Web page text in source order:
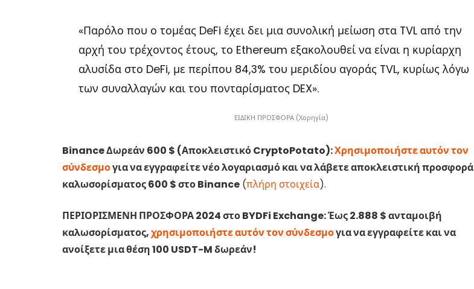
«Παρόλο που ο τομέας DeFi έχει δει μια συνολική μείωση στα TVL από την
αρχή του τρέχοντος έτους, το Ethereum εξακολουθεί να είναι η κυρίαρχη
αλυσίδα στο DeFi, με περίπου 84,3% του μεριδίου αγοράς TVL, κυρίως λόγω
των συναλλαγών και του πονταρίσματος DEX».
ΕΙΔΙΚΗ ΠΡΟΣΦΟΡΑ (Χορηγία)
Binance Δωρεάν 600 $ (Αποκλειστικό CryptoPotato):Χρησιμοποιήστε αυτόν τον
σύνδεσμογια να εγγραφείτε νέο λογαριασμό και να λάβετε αποκλειστική προσφορά
καλωσορίσματος 600 $ στο Binance (πλήρη στοιχεία).
ΠΕΡΙΟΡΙΣΜΕΝΗ ΠΡΟΣΦΟΡΑ 2024 στο BYDFi Exchange: Έως 2.888 $ ανταμοιβή
καλωσορίσματος,χρησιμοποιήστε αυτόν τον σύνδεσμογια να εγγραφείτε και να
ανοίξετε μια θέση 100 USDT-M δωρεάν!